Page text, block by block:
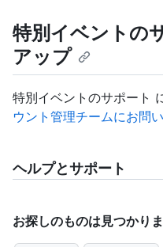
特別イベントの
アップ
特別イベントのサポート
ウント管理チームにお問
ヘルプとサポート
お探しのものは見つかり